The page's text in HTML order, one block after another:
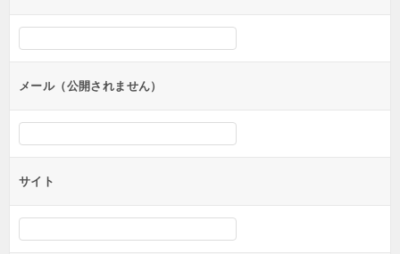
シ
ンメール（公開されません）
サイト